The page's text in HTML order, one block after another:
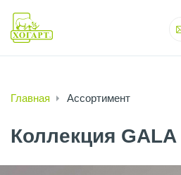
Главная Ассортимент
Коллекция GALA